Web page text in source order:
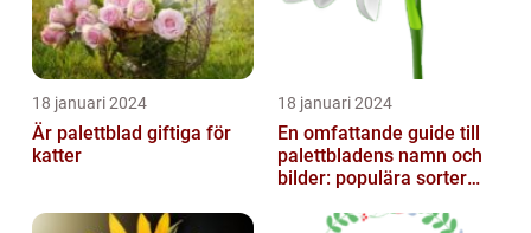
18 januari 2024
Är palettblad giftiga för
katter
18 januari 2024
En omfattande guide till
palettbladens namn och
bilder: populära sorter